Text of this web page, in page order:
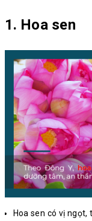
1. Hoa sen
Hoa sen có vị